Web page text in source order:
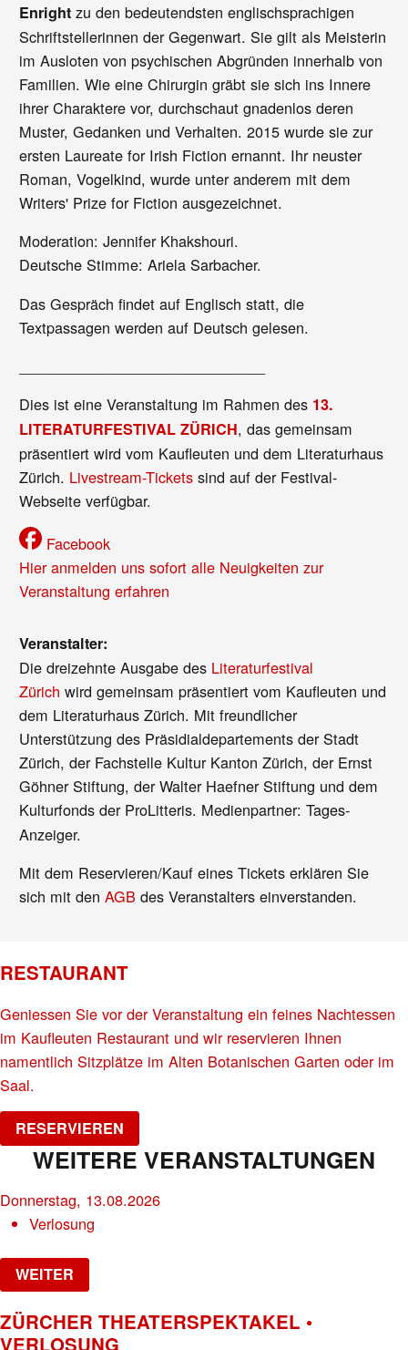
Enright zu den bedeutendsten englischsprachigen
Schriftstellerinnen der Gegenwart. Sie gilt als Meisterin
im Ausloten von psychischen Abgründen innerhalb von
Familien. Wie eine Chirurgin gräbt sie sich ins Innere
ihrer Charaktere vor, durchschaut gnadenlos deren
Muster, Gedanken und Verhalten. 2015 wurde sie zur
ersten Laureate for Irish Fiction ernannt. Ihr neuster
Roman, Vogelkind, wurde unter anderem mit dem
Writers' Prize for Fiction ausgezeichnet.
Moderation: Jennifer Khakshouri.
Deutsche Stimme: Ariela Sarbacher.
Das Gespräch findet auf Englisch statt, die
Textpassagen werden auf Deutsch gelesen.
Dies ist eine Veranstaltung im Rahmen des 13.
LITERATURFESTIVAL ZÜRICH, das gemeinsam
präsentiert wird vom Kaufleuten und dem Literaturhaus
Zürich. Livestream-Tickets sind auf der Festival-
Webseite verfügbar.
Facebook
Hier anmelden uns sofort alle Neuigkeiten zur
Veranstaltung erfahren
Veranstalter:
Die dreizehnte Ausgabe des Literaturfestival
Zürich wird gemeinsam präsentiert vom Kaufleuten und
dem Literaturhaus Zürich. Mit freundlicher
Unterstützung des Präsidialdepartements der Stadt
Zürich, der Fachstelle Kultur Kanton Zürich, der Ernst
Göhner Stiftung, der Walter Haefner Stiftung und dem
Kulturfonds der ProLitteris. Medienpartner: Tages-
Anzeiger.
Mit dem Reservieren/Kauf eines Tickets erklären Sie
sich mit denAGB des Veranstalters einverstanden.
RESTAURANT
Geniessen Sie vor der Veranstaltung ein feines Nachtessen
im Kaufleuten Restaurant und wir reservieren Ihnen
namentlich Sitzplätze im Alten Botanischen Garten oder im
Saal.
RESERVIEREN
WEITERE VERANSTALTUNGEN
Donnerstag, 13.08.2026
Verlosung
WEITER
ZÜRCHER THEATERSPEKTAKEL •
VERLOSUNG